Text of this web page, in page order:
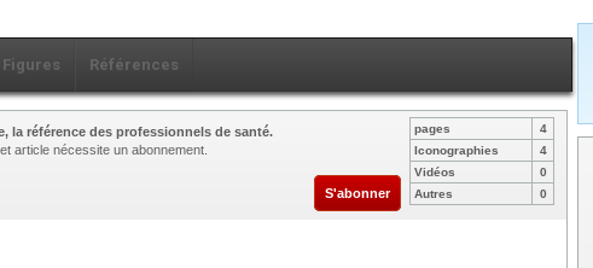
Figures Références
la référence des professionnels de santé.
article nécessite un abonnement.
S'abonner
pages
4
Iconographies
4
Vidéos
0
Autres
0